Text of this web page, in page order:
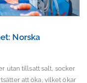
Norska
utan tillsatt salt, socker
att öka, vilket ökar